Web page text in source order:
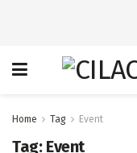
Home Tag Event
Tag: Event